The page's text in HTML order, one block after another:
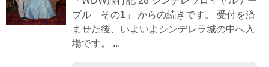
ブル その1」 からの続きです。 受付を済
ませた後、いよいよシンデレラ城の中へ入
場です。 ...